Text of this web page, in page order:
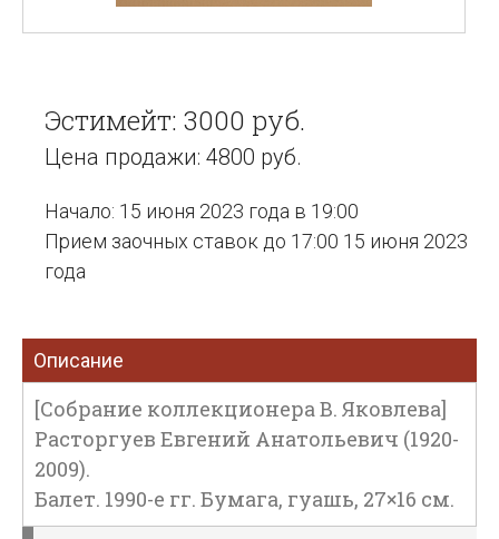
Эстимейт: 3000 руб.
Цена продажи: 4800 руб.
Начало: 15 июня 2023 года в 19:00
Прием заочных ставок до 17:00 15 июня 2023
года
Описание
[Собрание коллекционера В. Яковлева]
Расторгуев Евгений Анатольевич (1920-
2009).
Балет. 1990-е гг. Бумага, гуашь, 27×16 см.